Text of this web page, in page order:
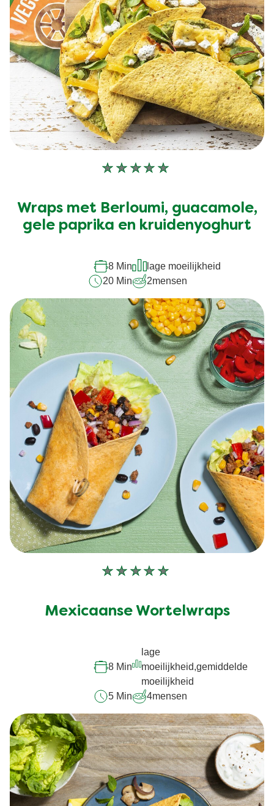
Geen
ingediend
voor
Wraps met Berloumi, guacamole,
gele paprika en kruidenyoghurt
8 Min
lage moeilijkheid
20 Min
2mensen
Geen
ingediend
recipe
Mexicaanse Wortelwraps
8 Min
lage
moeilijkheid,gemiddelde
moeilijkheid
5 Min
4mensen